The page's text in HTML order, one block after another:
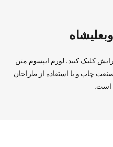
کلیک کنید. لورم ایپسوم متن
چاپ و با استفاده از طراحان
است.